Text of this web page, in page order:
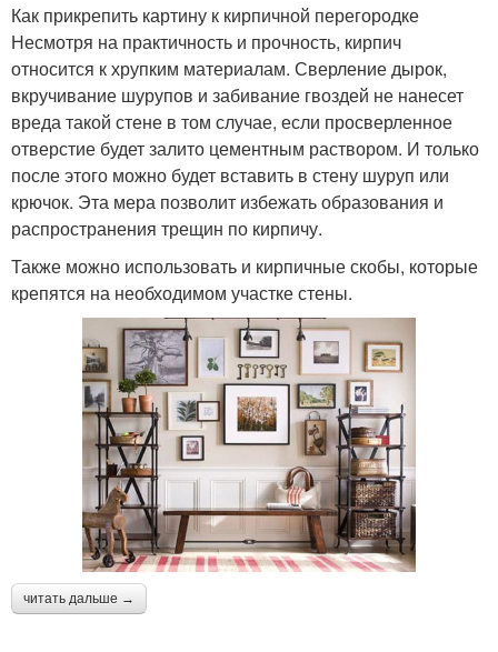
Как прикрепить картину к кирпичной перегородке
Несмотря на практичность и прочность, кирпич
относится к хрупким материалам. Сверление дырок,
вкручивание шурупов и забивание гвоздей не нанесет
вреда такой стене в том случае, если просверленное
отверстие будет залито цементным раствором. И только
после этого можно будет вставить в стену шуруп или
крючок. Эта мера позволит избежать образования и
распространения трещин по кирпичу.
Также можно использовать и кирпичные скобы, которые
крепятся на необходимом участке стены.
читать дальше →